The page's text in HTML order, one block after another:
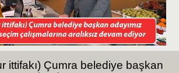
ittifakı) Çumra belediye başkan